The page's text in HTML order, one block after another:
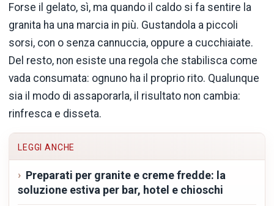
Forse il gelato, sì, ma quando il caldo si fa sentire la
granita ha una marcia in più. Gustandola a piccoli
sorsi, con o senza cannuccia, oppure a cucchiaiate.
Del resto, non esiste una regola che stabilisca come
vada consumata: ognuno ha il proprio rito. Qualunque
sia il modo di assaporarla, il risultato non cambia:
rinfresca e disseta.
LEGGI ANCHE
Preparati per granite e creme fredde: la
soluzione estiva per bar, hotel e chioschi